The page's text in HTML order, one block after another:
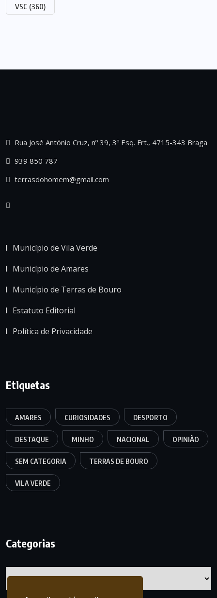
VSC (360)
Rua José António Cruz, nº 39, 3º Esq. Frt., 4715-343 Braga
939 850 787
terrasdohomem@gmail.com
Município de Vila Verde
Município de Amares
Município de Terras de Bouro
Estatuto Editorial
Política de Privacidade
Etiquetas
AMARES CURIOSIDADES DESPORTO
DESTAQUE MINHO NACIONAL OPINIÃO
SEM CATEGORIA TERRAS DE BOURO
VILA VERDE
Categorias